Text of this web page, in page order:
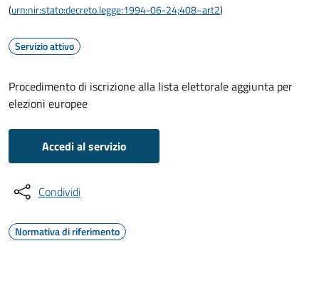
(urn:nir:stato:decreto.legge:1994-06-24;408~art2)
Servizio attivo
Procedimento di iscrizione alla lista elettorale aggiunta per
elezioni europee
Accedi al servizio
Condividi
Normativa di riferimento